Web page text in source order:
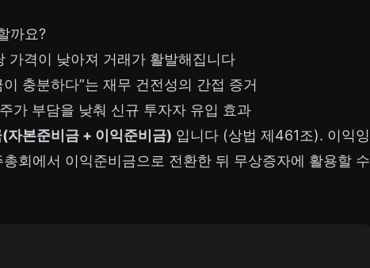
까요?
가격이 낮아져 거래가 활발해집니다
충분하다”는 재무 건전성의 간접 증거
가 부담을 낮춰 신규 투자자 유입 효과
자본준비금 + 이익준비금) 입니다 (상법 제461조). 이익잉
회에서 이익준비금으로 전환한 뒤 무상증자에 활용할 수